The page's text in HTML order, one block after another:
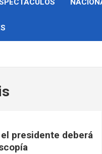
presidente deberá